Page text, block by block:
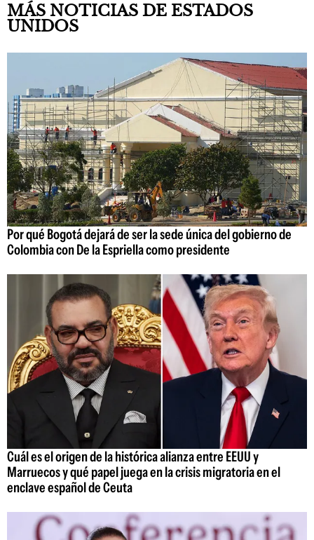
MÁS NOTICIAS DE ESTADOS
UNIDOS
Por qué Bogotá dejará de ser la sede única del gobierno de
Colombia con De la Espriella como presidente
Cuál es el origen de la histórica alianza entre EEUU y
Marruecos y qué papel juega en la crisis migratoria en el
enclave español de Ceuta